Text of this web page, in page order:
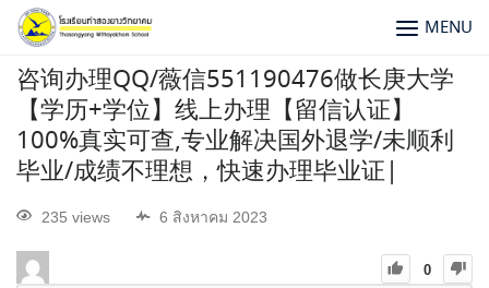
MENU
咨询办理QQ/薇信551190476做长庚大学
【学历+学位】线上办理【留信认证】
100%真实可查,专业解决国外退学/未顺利
毕业/成绩不理想，快速办理毕业证|
235 views 6 สิงหาคม 2023
0